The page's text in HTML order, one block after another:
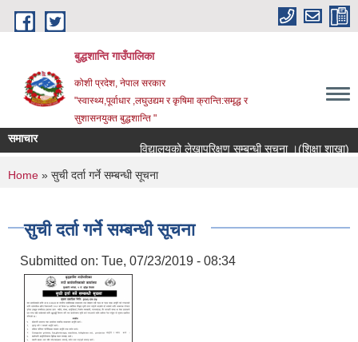
Skip to main content
बुद्धशान्ति गाउँपालिका
कोशी प्रदेश, नेपाल सरकार
"स्वास्थ्य,पूर्वाधार ,लघुउद्यम र कृषिमा क्रान्ति:समृद्ध र
सुशासनयुक्त बुद्धशान्ति "
समाचार
विद्यालयको लेखापरिक्षण सम्बन्धी सूचना ।(शिक्षा शाखा)
You are here
Home » सुची दर्ता गर्ने सम्बन्धी सूचना
सुची दर्ता गर्ने सम्बन्धी सूचना
Submitted on: Tue, 07/23/2019 - 08:34